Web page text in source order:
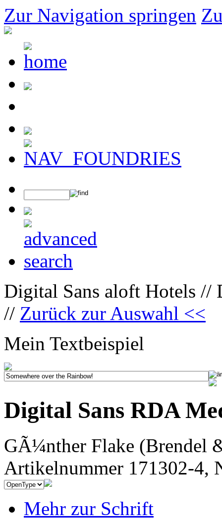
Zur Navigation springen
Digital Sans aloft Hotels
// Zurück zur Auswahl <<
Mein Textbeispiel
Digital Sans RDA
GÃ¼nther Flake (Brendel
Artikelnummer 171302-4,
Mehr zur Schrift